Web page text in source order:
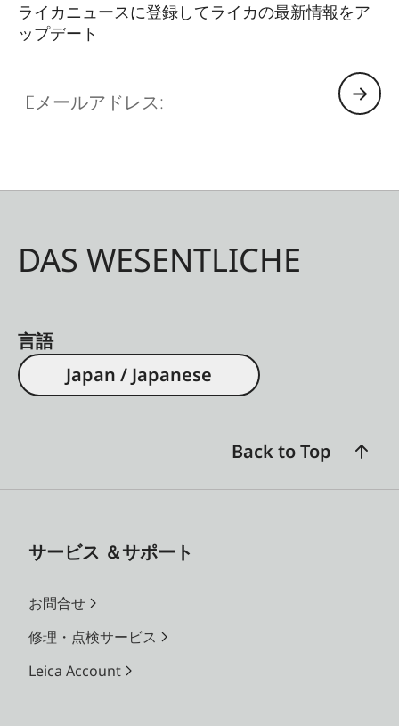
ライカニュースに登録してライカの最新情報をア
ップデート
DAS WESENTLICHE
言語
Japan / Japanese
Back to Top
サービス ＆サポート
お問合せ
修理・点検サービス
Leica Account